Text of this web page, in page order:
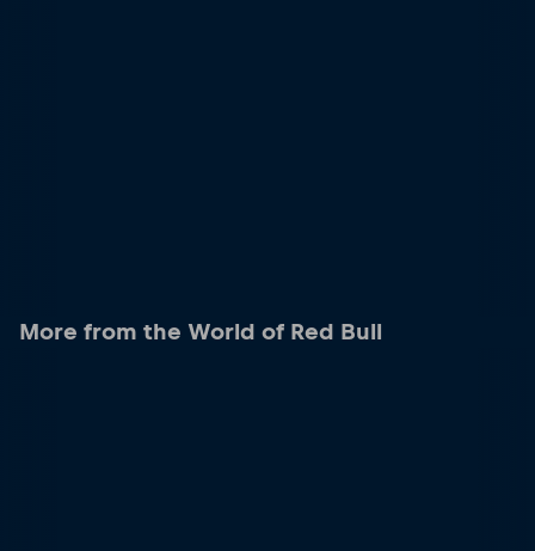
More from the World of Red Bull